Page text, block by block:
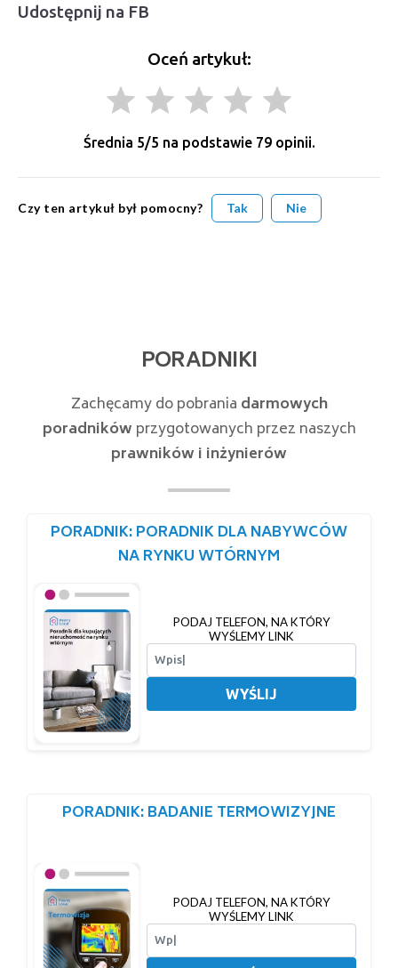
Udostępnij na FB
Oceń artykuł:
grade grade grade grade grade
Średnia 5/5 na podstawie 79opinii.
Czy ten artykuł był pomocny? Tak Nie
PORADNIKI
Zachęcamy do pobrania darmowych
poradników przygotowanych przez naszych
prawników i inżynierów
PORADNIK: PORADNIK DLA NABYWCÓW
NA RYNKU WTÓRNYM
PODAJ TELEFON, NA KTÓRY
WYŚLEMY LINK
WYŚLIJ
PORADNIK: BADANIE TERMOWIZYJNE
PODAJ TELEFON, NA KTÓRY
WYŚLEMY LINK